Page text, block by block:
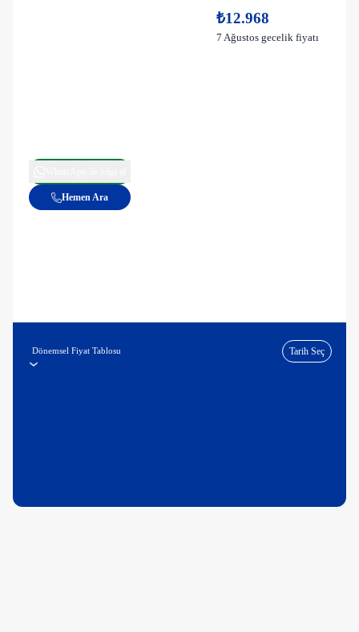
₺12.968
7 Ağustos gecelik fiyatı
Hemen Ara
Dönemsel Fiyat Tablosu Tarih Seç